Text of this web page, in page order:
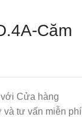
Căm
Cửa hàng
và tư vấn miễn phí